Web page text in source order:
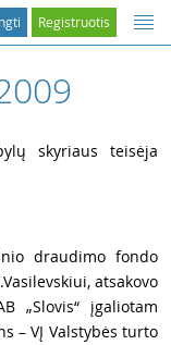
Registruotis
skyriaus teisėja
draudimo fondo
atsakovo
„Slovis“ įgaliotam
– VĮ Valstybės turto